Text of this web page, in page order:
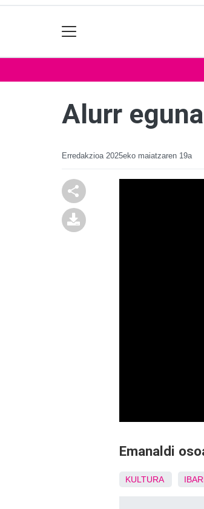
Alurr
Erredakzioa 2025eko maiatzaren 19a
Emanaldi
KULTURA